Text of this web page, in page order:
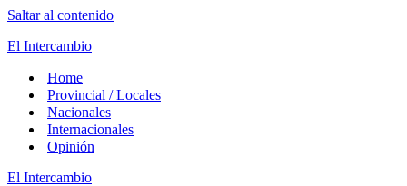
Saltar al contenido
El Intercambio
Home
Provincial / Locales
Nacionales
Internacionales
Opinión
El Intercambio